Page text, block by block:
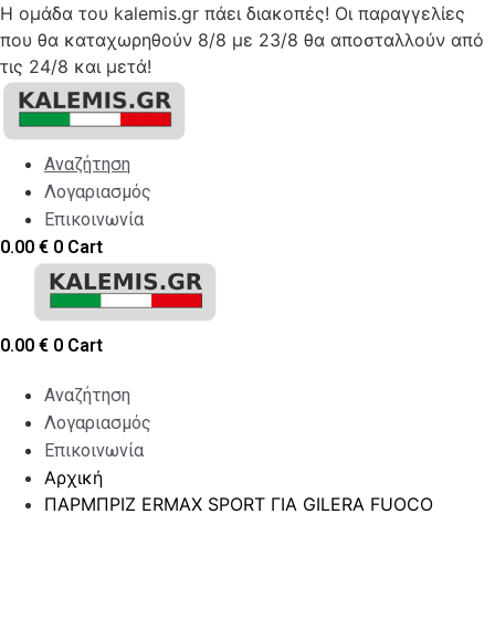
Η ομάδα του kalemis.gr πάει διακοπές! Οι παραγγελίες
που θα καταχωρηθούν 8/8 με 23/8 θα αποσταλλούν από
τις 24/8 και μετά!
Skip
content
Αναζήτηση
Λογαριασμός
Επικοινωνία
0.00 € 0 Cart
0.00 € 0 Cart
Αναζήτηση
Λογαριασμός
Επικοινωνία
Αρχική
ΠΑΡΜΠΡΙΖ ERMAX SPORT ΓΙΑ GILERA FUOCO